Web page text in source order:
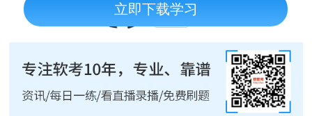
立即下载学习